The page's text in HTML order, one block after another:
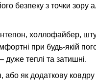
безпеку з точки зору
холлофайбер,
при будь-якій
теплі та затишні.
як додаткову ковдру